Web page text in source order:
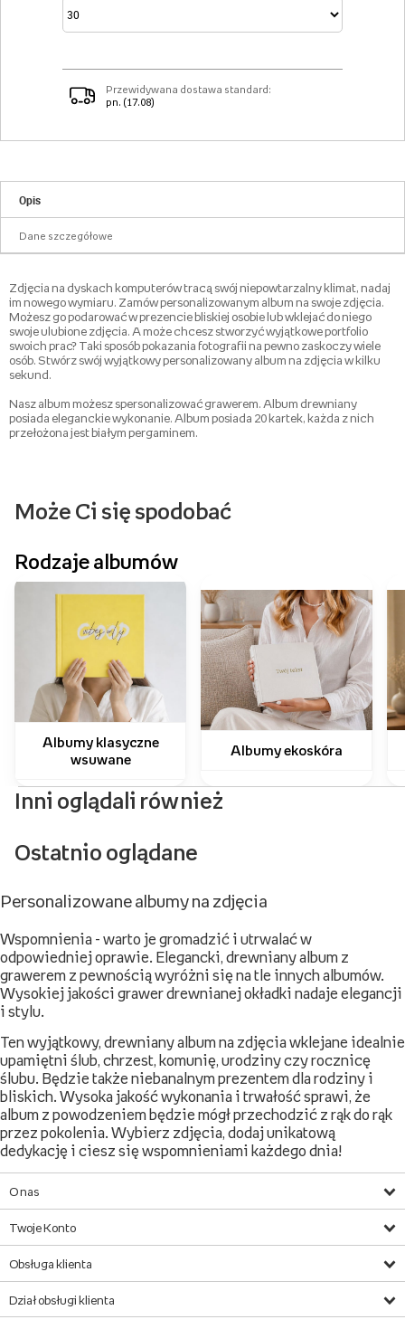
Przewidywana dostawa standard:
pn. (17.08)
Opis
Dane szczegółowe
Zdjęcia na dyskach komputerów tracą swój niepowtarzalny klimat, nadaj
im nowego wymiaru. Zamów personalizowanym album na swoje zdjęcia.
Możesz go podarować w prezencie bliskiej osobie lub wklejać do niego
swoje ulubione zdjęcia. A może chcesz stworzyć wyjątkowe portfolio
swoich prac? Taki sposób pokazania fotografii na pewno zaskoczy wiele
osób. Stwórz swój wyjątkowy personalizowany album na zdjęcia w kilku
sekund.
Nasz album możesz spersonalizować grawerem. Album drewniany
posiada eleganckie wykonanie. Album posiada 20 kartek, każda z nich
przełożona jest białym pergaminem.
Może Ci się spodobać
Rodzaje albumów
Albumy klasyczne
wsuwane
Albumy ekoskóra
Inni oglądali również
Ostatnio oglądane
Personalizowane albumy na zdjęcia
Wspomnienia - warto je gromadzić i utrwalać w
odpowiedniej oprawie. Elegancki, drewniany album z
grawerem z pewnością wyróżni się na tle innych albumów.
Wysokiej jakości grawer drewnianej okładki nadaje elegancji
i stylu.
Ten wyjątkowy, drewniany album na zdjęcia wklejane idealnie
upamiętni ślub, chrzest, komunię, urodziny czy rocznicę
ślubu. Będzie także niebanalnym prezentem dla rodziny i
bliskich. Wysoka jakość wykonania i trwałość sprawi, że
album z powodzeniem będzie mógł przechodzić z rąk do rąk
przez pokolenia. Wybierz zdjęcia, dodaj unikatową
dedykację i ciesz się wspomnieniami każdego dnia!
O nas
Twoje Konto
Obsługa klienta
Dział obsługi klienta